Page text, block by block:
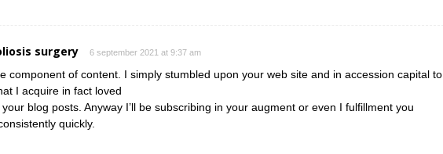
surgery 6 september 2021 at 9:37 am
component of content. I simply stumbled upon your web site and in accession capital to
I acquire in fact loved
blog posts. Anyway I’ll be subscribing in your augment or even I fulfillment you
quickly.